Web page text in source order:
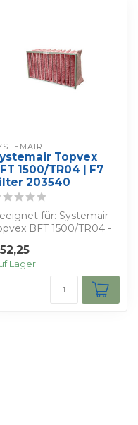
Topvex
1500/TR04 | F7
203540
für: Systemair
BFT 1500/TR04 -
Raba...
Lager